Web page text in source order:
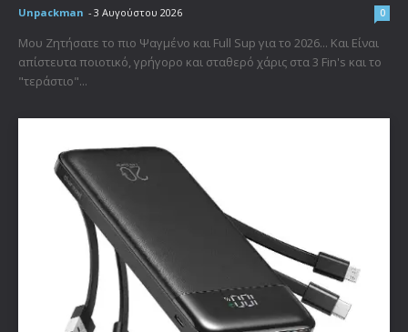
Unpackman - 3 Αυγούστου 2026 0
Μου Ζητήσατε το πιο Ψαγμένο και Full Sup για το 2026... Και Είναι
απίστευτα ποιοτικό, γρήγορο και σταθερό χάρις στα 3 Fin's και το
"τεράστιο"...